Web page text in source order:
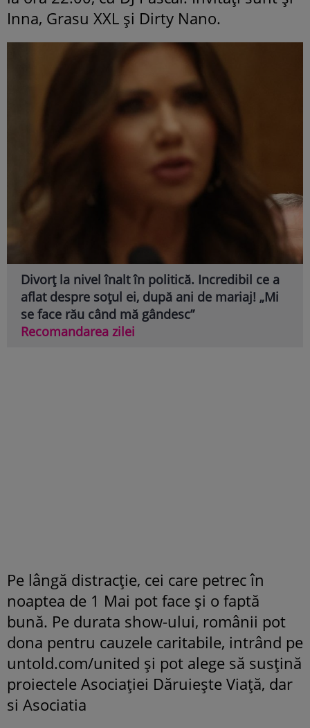
Inna, Grasu XXL și Dirty Nano.
Divorț la nivel înalt în politică. Incredibil ce a
aflat despre soțul ei, după ani de mariaj! „Mi
se face rău când mă gândesc”
Recomandarea zilei
Pe lângă distracție, cei care petrec în
noaptea de 1 Mai pot face și o faptă
bună. Pe durata show-ului, românii pot
dona pentru cauzele caritabile, intrând pe
untold.com/united și pot alege să susțină
proiectele Asociației Dăruiește Viață, dar
si Asociatia